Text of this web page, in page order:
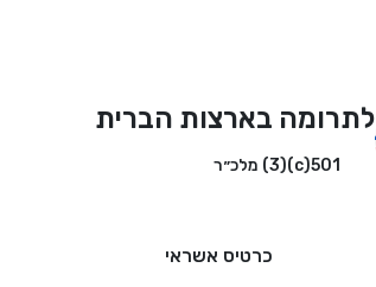
לתרומה בארצות הברית
501(c)(3) מלכ״ר
כרטיס אשראי